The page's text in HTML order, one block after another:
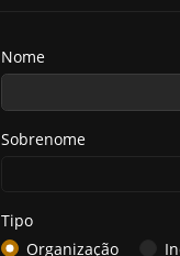
Nome
Sobrenome
Tipo
Organização